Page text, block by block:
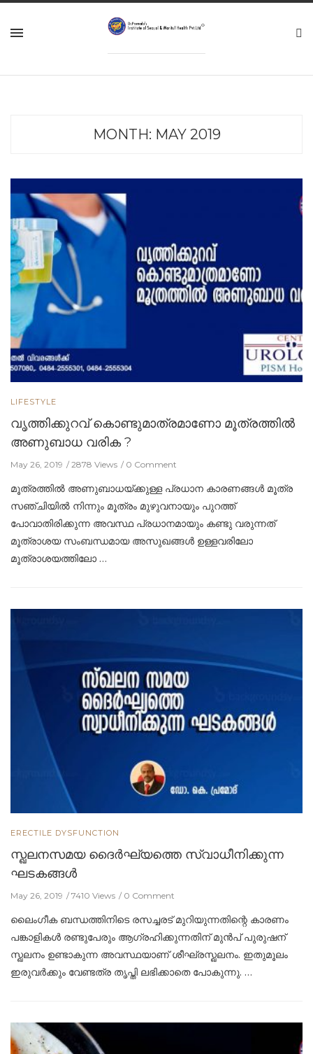
MONTH: MAY 2019
LIFESTYLE
വൃത്തിക്കുറവ് കൊണ്ടുമാത്രമാണോ മൂത്രത്തില്‍
അണുബാധ വരിക ?
May 26, 2019 2878 Views 0 Comment
മൂത്രത്തിൽ അണുബാധയ്ക്കുള്ള പ്രധാന കാരണങ്ങൾ മൂത്ര
സഞ്ചിയിൽ നിന്നും മൂത്രം മുഴുവനായും പുറത്ത്
പോവാതിരിക്കുന്ന അവസ്ഥ പ്രധാനമായും കണ്ടു വരുന്നത്
മൂത്രാശയ സംബന്ധമായ അസുഖങ്ങൾ ഉള്ളവരിലോ
മൂത്രാശയത്തിലോ …
ERECTILE DYSFUNCTION
സ്ഖലനസമയ ദൈർഘ്യത്തെ സ്വാധീനിക്കുന്ന
ഘടകങ്ങള്‍
May 26, 2019 7410 Views 0 Comment
ലൈംഗീക ബന്ധത്തിനിടെ രസച്ചരട് മുറിയുന്നതിന്റെ കാരണം
പങ്കാളികൾ രണ്ടുപേരും ആഗ്രഹിക്കുന്നതിന് മുൻപ് പുരുഷന്
സ്ഖലനം ഉണ്ടാകുന്ന അവസ്ഥയാണ് ശീഘ്രസ്ഖലനം. ഇതുമൂലം
ഇരുവർക്കും വേണ്ടത്ര തൃപ്തി ലഭിക്കാതെ പോകുന്നു. …